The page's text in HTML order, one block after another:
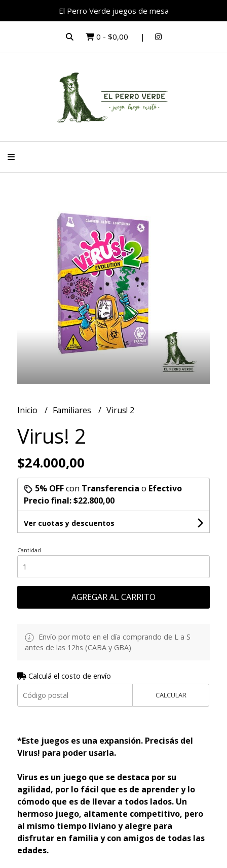
El Perro Verde juegos de mesa
0 - $0,00
Inicio Familiares Virus! 2
Virus! 2
$24.000,00
5% OFFcon Transferencia o Efectivo
Precio final:$22.800,00
Ver cuotas y descuentos
Cantidad
AGREGAR AL CARRITO
Envío por moto en el día comprando de L a S
antes de las 12hs (CABA y GBA)
Calculá el costo de envío
CALCULAR
*Este juegos es una expansión. Precisás del
Virus! para poder usarla.
Virus es un juego que se destaca por su
agilidad, por lo fácil que es de aprender y lo
cómodo que es de llevar a todos lados. Un
hermoso juego, altamente competitivo, pero
al mismo tiempo liviano y alegre para
disfrutar en familia y con amigos de todas las
edades.